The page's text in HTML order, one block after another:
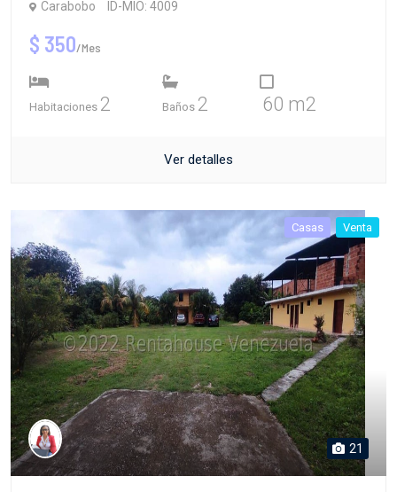
Carabobo ID-MIO: 4009
$ 350/Mes
Habitaciones 2 Baños 2 60 m2
Ver detalles
Casas Venta
21